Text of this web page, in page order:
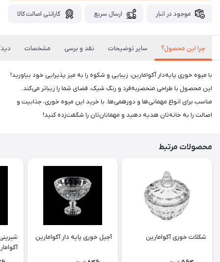
موجود در انبار ارسال سریع گارانتی اصالت کالا
چرا این محصول؟ سایر توضیحات نقد و برسی مشخصات
با میوه خوری پایه‌دار آکوامارین، زیبایی و شکوه را به میز پذیرایی خود بیاورید!
این محصول با طراحی منحصربه‌فرد و رنگ شیک، فضای شما را زیباتر می‌کند.
مناسب برای انواع مهمانی‌ها و دورهمی‌ها. با خرید این میوه خوری، جذابیت و
اصالت را به خانه‌تان هدیه دهید و مهمانان‌تان را شگفت‌زده کنید!
محصولات مرتبط
شکلات خوری آکوامارین آجیل خوری پایه دار آکوامارین